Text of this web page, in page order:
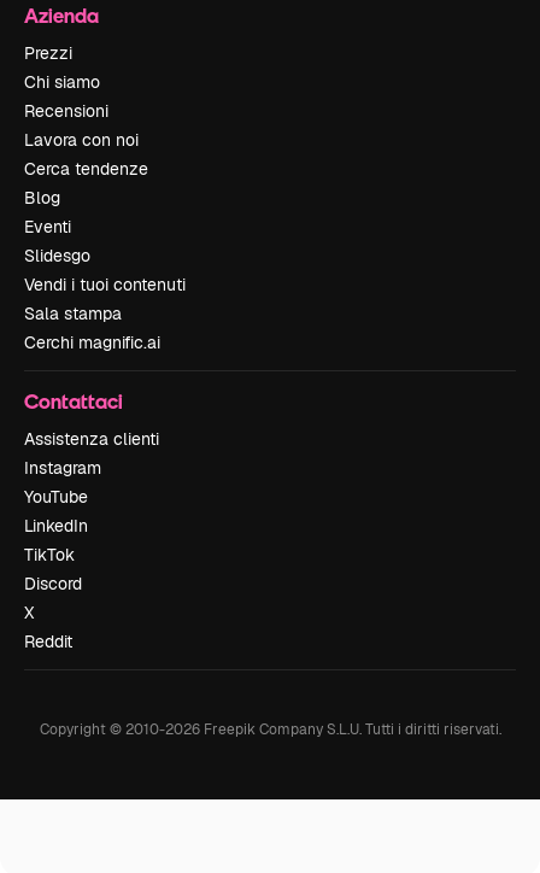
Azienda
Prezzi
Chi siamo
Recensioni
Lavora con noi
Cerca tendenze
Blog
Eventi
Slidesgo
Vendi i tuoi contenuti
Sala stampa
Cerchi magnific.ai
Contattaci
Assistenza clienti
Instagram
YouTube
LinkedIn
TikTok
Discord
X
Reddit
Copyright © 2010-2026Freepik Company S.L.U. Tutti i diritti riservati.